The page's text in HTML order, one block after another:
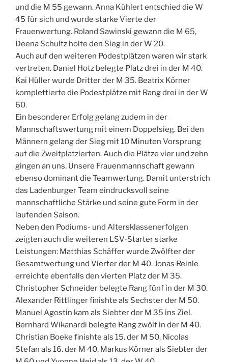
und die M 55 gewann. Anna Kühlert entschied die W
45 für sich und wurde starke Vierte der
Frauenwertung. Roland Sawinski gewann die M 65,
Deena Schultz holte den Sieg in der W 20.
Auch auf den weiteren Podestplätzen waren wir stark
vertreten. Daniel Hotz belegte Platz drei in der M 40.
Kai Hüller wurde Dritter der M 35. Beatrix Körner
komplettierte die Podestplätze mit Rang drei in der W
60.
Ein besonderer Erfolg gelang zudem in der
Mannschaftswertung mit einem Doppelsieg. Bei den
Männern gelang der Sieg mit 10 Minuten Vorsprung
auf die Zweitplatzierten. Auch die Plätze vier und zehn
gingen an uns. Unsere Frauenmannschaft gewann
ebenso dominant die Teamwertung. Damit unterstrich
das Ladenburger Team eindrucksvoll seine
mannschaftliche Stärke und seine gute Form in der
laufenden Saison.
Neben den Podiums- und Altersklassenerfolgen
zeigten auch die weiteren LSV-Starter starke
Leistungen: Matthias Schäffer wurde Zwölfter der
Gesamtwertung und Vierter der M 40. Jonas Reinle
erreichte ebenfalls den vierten Platz der M 35.
Christopher Schneider belegte Rang fünf in der M 30.
Alexander Rittlinger finishte als Sechster der M 50.
Manuel Agostin kam als Siebter der M 35 ins Ziel.
Bernhard Wikanardi belegte Rang zwölf in der M 40.
Christian Boeke finishte als 15. der M 50, Nicolas
Stefan als 16. der M 40, Markus Körner als Siebter der